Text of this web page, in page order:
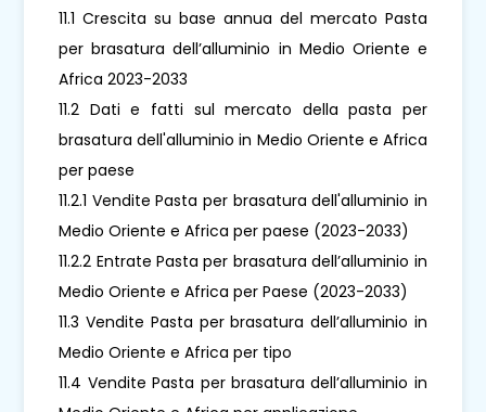
11.1 Crescita su base annua del mercato Pasta
per brasatura dell’alluminio in Medio Oriente e
Africa 2023-2033
11.2 Dati e fatti sul mercato della pasta per
brasatura dell'alluminio in Medio Oriente e Africa
per paese
11.2.1 Vendite Pasta per brasatura dell'alluminio in
Medio Oriente e Africa per paese (2023-2033)
11.2.2 Entrate Pasta per brasatura dell’alluminio in
Medio Oriente e Africa per Paese (2023-2033)
11.3 Vendite Pasta per brasatura dell’alluminio in
Medio Oriente e Africa per tipo
11.4 Vendite Pasta per brasatura dell’alluminio in